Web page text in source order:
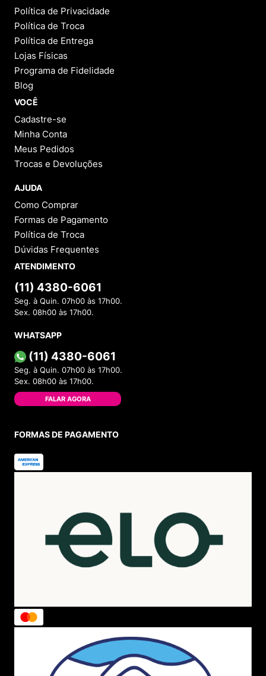
Política de Privacidade
Política de Troca
Política de Entrega
Lojas Físicas
Programa de Fidelidade
Blog
VOCÊ
Cadastre-se
Minha Conta
Meus Pedidos
Trocas e Devoluções
AJUDA
Como Comprar
Formas de Pagamento
Política de Troca
Dúvidas Frequentes
ATENDIMENTO
(11) 4380-6061
Seg. à Quin. 07h00 às 17h00.
Sex. 08h00 às 17h00.
WHATSAPP
(11) 4380-6061
Seg. à Quin. 07h00 às 17h00.
Sex. 08h00 às 17h00.
FALAR AGORA
FORMAS DE PAGAMENTO